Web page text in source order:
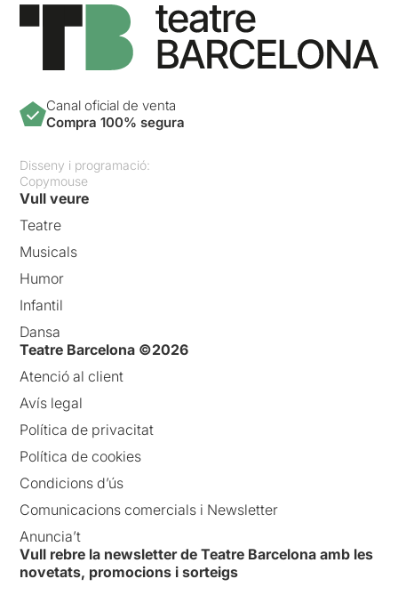
Canal oficial de venta
Compra 100% segura
Disseny i programació:
Copymouse
Vull veure
Teatre
Musicals
Humor
Infantil
Dansa
Teatre Barcelona ©2026
Atenció al client
Avís legal
Política de privacitat
Política de cookies
Condicions d’ús
Comunicacions comercials i Newsletter
Anuncia’t
Vull rebre la newsletter de Teatre Barcelona amb les
novetats, promocions i sorteigs